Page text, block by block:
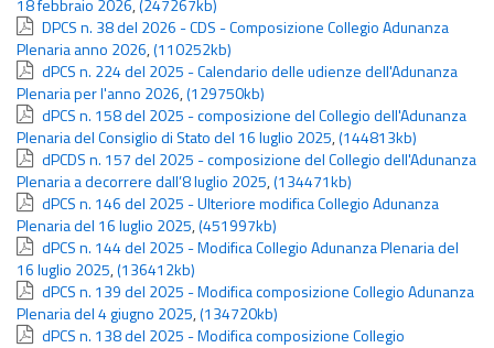
18 febbraio 2026,(247267kb)
DPCS n. 38 del 2026 - CDS - Composizione Collegio Adunanza
Plenaria anno 2026,(110252kb)
dPCS n. 224 del 2025 - Calendario delle udienze dell'Adunanza
Plenaria per l'anno 2026,(129750kb)
dPCS n. 158 del 2025 - composizione del Collegio dell'Adunanza
Plenaria del Consiglio di Stato del 16 luglio 2025,(144813kb)
dPCDS n. 157 del 2025 - composizione del Collegio dell'Adunanza
Plenaria a decorrere dall’8 luglio 2025,(134471kb)
dPCS n. 146 del 2025 - Ulteriore modifica Collegio Adunanza
Plenaria del 16 luglio 2025,(451997kb)
dPCS n. 144 del 2025 - Modifica Collegio Adunanza Plenaria del
16 luglio 2025,(136412kb)
dPCS n. 139 del 2025 - Modifica composizione Collegio Adunanza
Plenaria del 4 giugno 2025,(134720kb)
dPCS n. 138 del 2025 - Modifica composizione Collegio